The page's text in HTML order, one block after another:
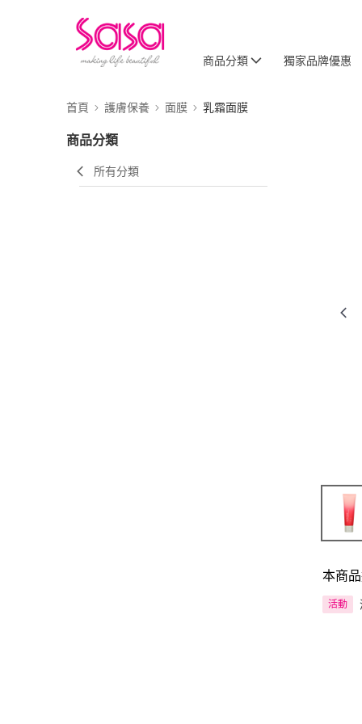
商品分類 獨家品牌優惠
首頁 護膚保養 面膜 乳霜面膜
商品分類
所有分類
本商
活動